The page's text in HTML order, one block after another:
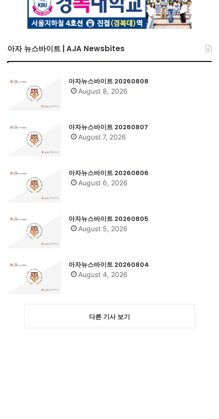
아자 뉴스바이트 | AJA Newsbites
아자뉴스바이트 20260808
August 8, 2026
아자뉴스바이트 20260807
August 7, 2026
아자뉴스바이트 20260806
August 6, 2026
아자뉴스바이트 20260805
August 5, 2026
아자뉴스바이트 20260804
August 4, 2026
다른 기사 보기